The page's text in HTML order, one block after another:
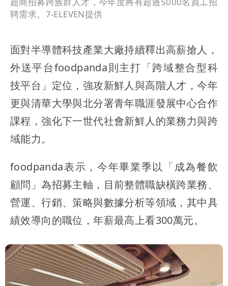
聘需求。7-ELEVEN提供
面對半導體科技產業大廠持續釋出高薪搶人，
外送平台foodpanda則主打「跨域整合型科
技平台」定位，強攻新鮮人與高階人才，今年
更與清華大學與北分署青年職涯發展中心合作
課程，強化下一世代社會新鮮人的業務力與跨
域能力。
foodpanda表示，今年畢業季以「成為餐飲
顧問」為招募主軸，目前整體職缺橫跨業務、
營運、行銷、策略與數據分析等領域，其中具
績效導向的職位，年薪最高上看300萬元。